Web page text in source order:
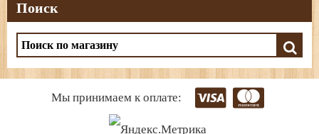
Поиск
Мы принимаем к оплате: